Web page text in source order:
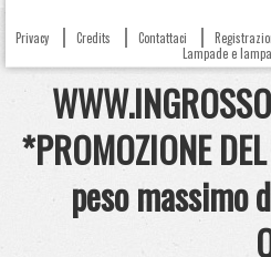
Privacy Credits Contattaci
Lampade e
*PROMOZIONE
peso